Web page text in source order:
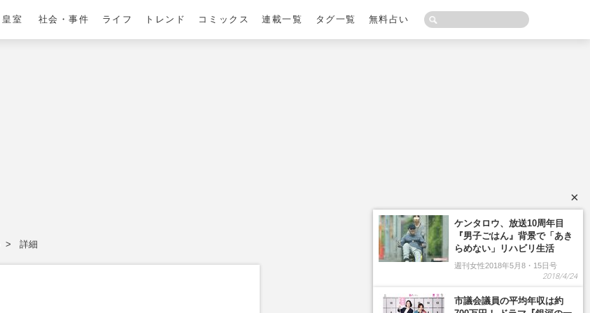
皇室 社会・事件 ライフ トレンド コミックス 連載一覧 タグ一覧 無料占い
詳細
×
ケンタロウ、放送10周年目
『男子ごはん』背景で「あき
らめない」リハビリ生活
週刊女性2018年5月8・15日号
2018/4/24
市議会議員の平均年収は約